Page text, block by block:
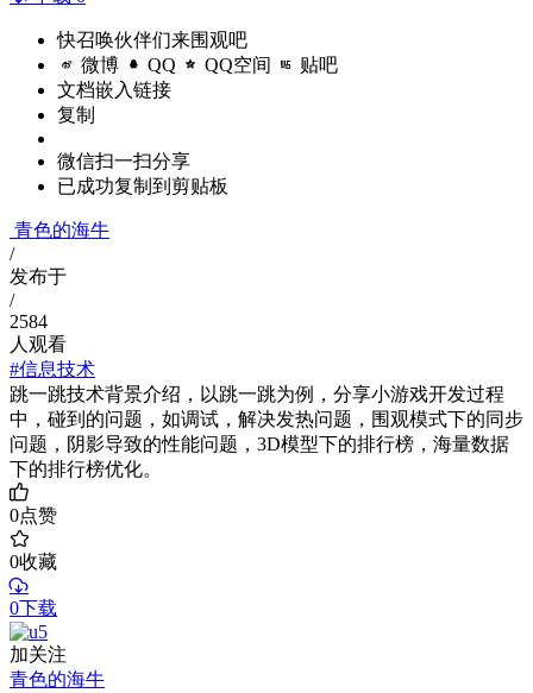
快召唤伙伴们来围观吧
微博 QQ QQ空间 贴吧
文档嵌入链接
复制
微信扫一扫分享
已成功复制到剪贴板
青色的海牛
/
发布于
/
2584
人观看
#信息技术
跳一跳技术背景介绍，以跳一跳为例，分享小游戏开发过程
中，碰到的问题，如调试，解决发热问题，围观模式下的同步
问题，阴影导致的性能问题，3D模型下的排行榜，海量数据
下的排行榜优化。
0点赞
0收藏
0下载
加关注
青色的海牛